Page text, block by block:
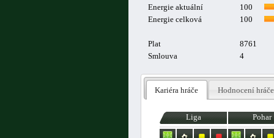
Energie aktuální
100
Energie celková
100
Plat
8761
Smlouva
4
Kariéra hráče Hodnocení hráče
Liga Pohar